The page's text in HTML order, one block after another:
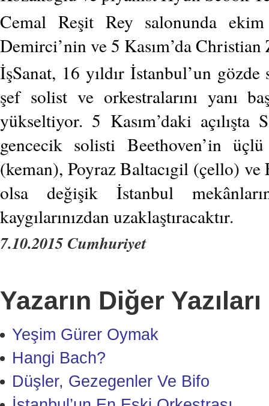
Cemal Reşit Rey salonunda ekim
Demirci’nin ve 5 Kasım’da Christian
İşSanat, 16 yıldır İstanbul’un
şef solist ve orkestralarını yanı
yükseltiyor. 5 Kasım’daki
gencecik solisti Beethoven’in
(keman), Poyraz Baltacıgil (çello)
olsa değişik İstanbul
kaygılarınızdan uzaklaştıracaktır.
7.10.2015 Cumhuriyet
Yazarın Diğer Yazıları
Yeşim Gürer Oymak
Hangi Bach?
Düşler, Gezegenler Ve Bifo